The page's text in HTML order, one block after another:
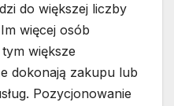
do większej liczby
więcej osób
większe
dokonają zakupu lub
Pozycjonowanie